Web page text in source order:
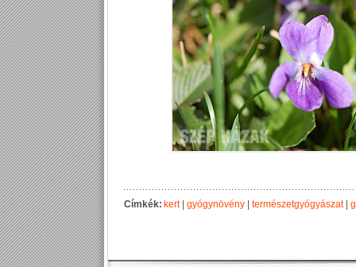
Címkék: kert| gyógynövény természetgyógyászat|